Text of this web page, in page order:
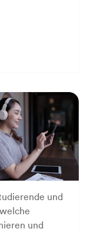
und
und